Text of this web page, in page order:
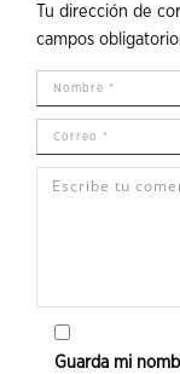
Tu dirección de
campos
Guarda mi